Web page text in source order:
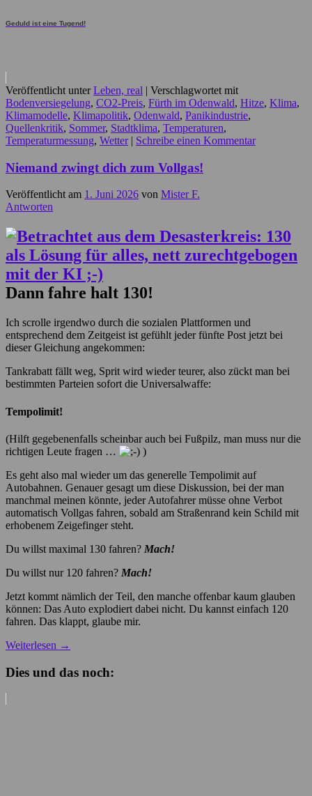
Geduld ist eine Tugend!
Veröffentlicht unter Leben, real | Verschlagwortet mit
Bodenversiegelung, CO2-Preis, Fürth im Odenwald, Hitze, Klima,
Klimamodelle, Klimapolitik, Odenwald, Panikindustrie,
Quellenkritik, Sommer, Stadtklima, Temperaturen,
Temperaturmessung, Wetter | Schreibe einen Kommentar
Niemand zwingt dich zum Vollgas!
Veröffentlicht am 1. Juni 2026 von Mister F.
Antworten
Dann fahre halt 130!
Ich scrolle irgendwo durch die sozialen Plattformen und
entsprechend dem Zeitgeist ist gefühlt jeder fünfte Post jetzt bei
dieser Gleichung angekommen:
Tankrabatt fällt weg, Sprit wird wieder teurer, also zückt man bei
bestimmten Parteien sofort die Universalwaffe:
Tempolimit!
(Hilft gegebenenfalls scheinbar auch bei Fußpilz, man muss nur die
richtigen Leute fragen …
)
Es geht also mal wieder um das generelle Tempolimit auf
Autobahnen. Genauer gesagt um diese Diskussion, bei der man
manchmal meinen könnte, jeder Autofahrer müsse ohne Verbot
automatisch Vollgas fahren, sobald am Straßenrand kein Schild mit
erhobenem Zeigefinger steht.
Du willst maximal 130 fahren? Mach!
Du willst nur 120 fahren? Mach!
Jetzt kommt nämlich der Teil, den manche offenbar kaum glauben
können: Das Auto explodiert dabei nicht. Du kannst einfach 120
fahren. Das klappt, glaube mir.
Weiterlesen →
Dies und das noch: